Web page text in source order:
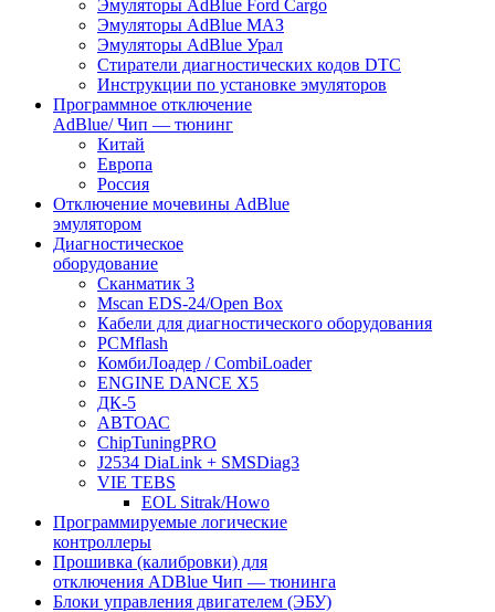
Эмуляторы AdBlue Ford Cargo
Эмуляторы AdBlue МАЗ
Эмуляторы AdBlue Урал
Стиратели диагностических кодов DTC
Инструкции по установке эмуляторов
Программное отключение
AdBlue/ Чип — тюнинг
Китай
Европа
Россия
Отключение мочевины AdBlue
эмулятором
Диагностическое
оборудование
Сканматик 3
Mscan EDS-24/Open Box
Кабели для диагностического оборудования
PCMflash
КомбиЛоадер / CombiLoader
ENGINE DANCE X5
ДК-5
АВТОАС
ChipTuningPRO
J2534 DiaLink + SMSDiag3
VIE TEBS
EOL Sitrak/Howo
Программируемые логические
контроллеры
Прошивка (калибровки) для
отключения ADBlue Чип — тюнинга
Блоки управления двигателем (ЭБУ)